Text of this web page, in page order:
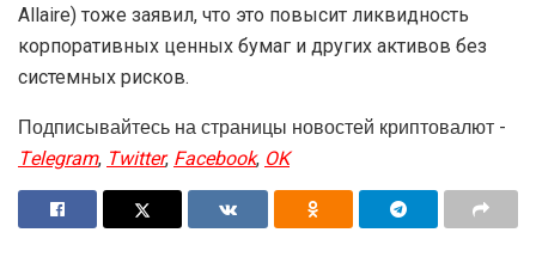
Allaire) тоже заявил, что это повысит ликвидность
корпоративных ценных бумаг и других активов без
системных рисков.
Подписывайтесь на страницы новостей криптовалют -
Telegram, Twitter, Facebook, OK